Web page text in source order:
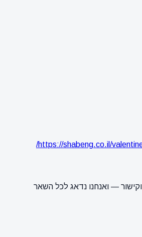
https://shabeng.co.il/
— ואנחנו נדאג לכל השאר